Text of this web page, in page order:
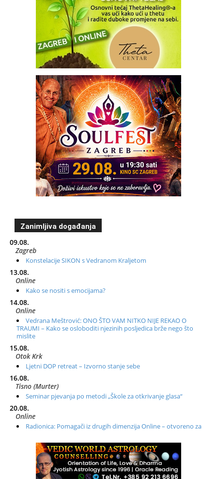
Zanimljiva događanja
09.08.
Zagreb
Konstelacije SIKON s Vedranom Kraljetom
13.08.
Online
Kako se nositi s emocijama?
14.08.
Online
Vedrana Meštrović: ONO ŠTO VAM NITKO NIJE REKAO O
TRAUMI – Kako se osloboditi njezinih posljedica brže nego što
mislite
15.08.
Otok Krk
Ljetni DOP retreat – Izvorno stanje sebe
16.08.
Tisno (Murter)
Seminar pjevanja po metodi „Škole za otkrivanje glasa“
20.08.
Online
Radionica: Pomagači iz drugih dimenzija Online – otvoreno za
Zagreb+Online
Osnovni ThetaHealing® tečaj, Zagreb i Online